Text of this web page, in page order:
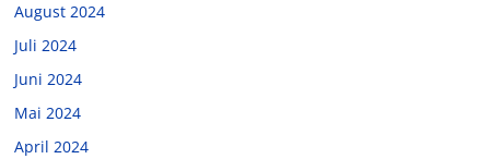
August 2024
Juli 2024
Juni 2024
Mai 2024
April 2024